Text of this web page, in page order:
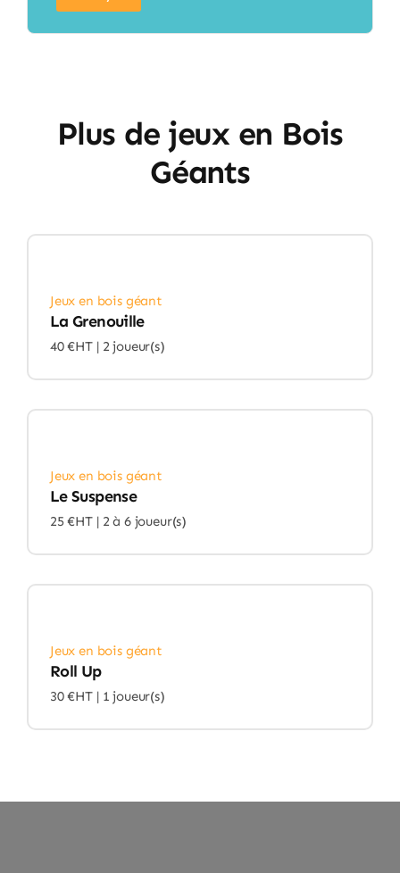
Plus de jeux en Bois
Géants
Jeux en bois géant
La Grenouille
40 €HT | 2 joueur(s)
Jeux en bois géant
Le Suspense
25 €HT | 2 à 6 joueur(s)
Jeux en bois géant
Roll Up
30 €HT | 1 joueur(s)